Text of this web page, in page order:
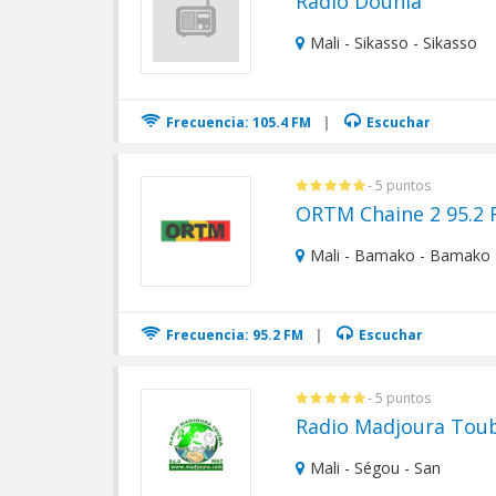
Mali - Sikasso - Sikasso
Frecuencia: 105.4 FM | Escuchar
- 5 puntos
ORTM Chaine 2 95.2
Mali - Bamako - Bamako
Frecuencia: 95.2 FM | Escuchar
- 5 puntos
Radio Madjoura
Mali - Ségou - San